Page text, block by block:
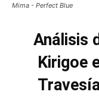
Mima - Perfect Blue
Análisis
Kirigoe